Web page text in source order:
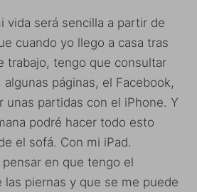
vida será sencilla a partir de
cuando yo llego a casa tras
trabajo, tengo que consultar
páginas, el Facebook,
unas partidas con el iPhone. Y
podré hacer todo esto
el sofá. Con mi iPad.
en que tengo el
las piernas y que se me puede